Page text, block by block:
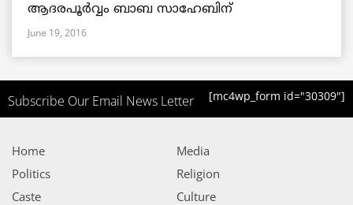
ആദരപൂര്‍വ്വം ബാബ സാഹേബിന്
June 19, 2016
Subscribe Our Email News Letter [mc4wp_form id="30309"]
Home
Politics
Caste
Media
Religion
Culture